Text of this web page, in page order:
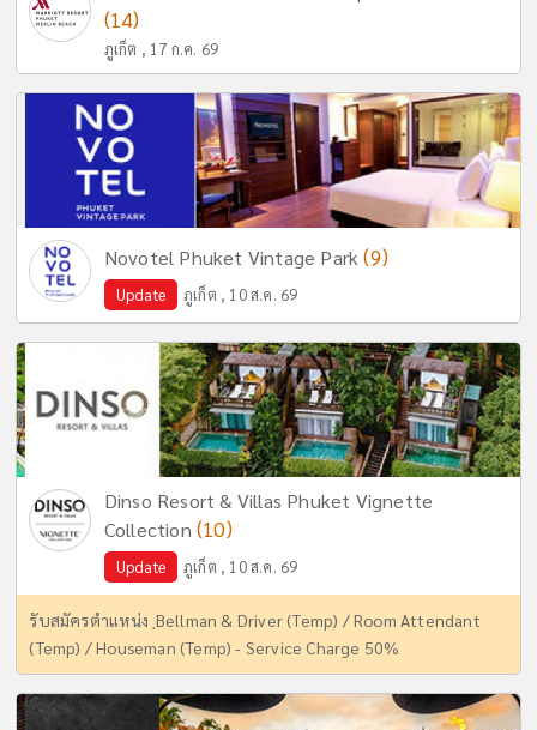
(14)
ภูเก็ต , 17 ก.ค. 69
Novotel Phuket Vintage Park(9)
Update ภูเก็ต , 10 ส.ค. 69
Dinso Resort & Villas Phuket Vignette
Collection (10)
Update ภูเก็ต , 10 ส.ค. 69
รับสมัครตำแหน่ง ฺBellman & Driver (Temp) / Room Attendant
(Temp) / Houseman (Temp) - Service Charge 50%